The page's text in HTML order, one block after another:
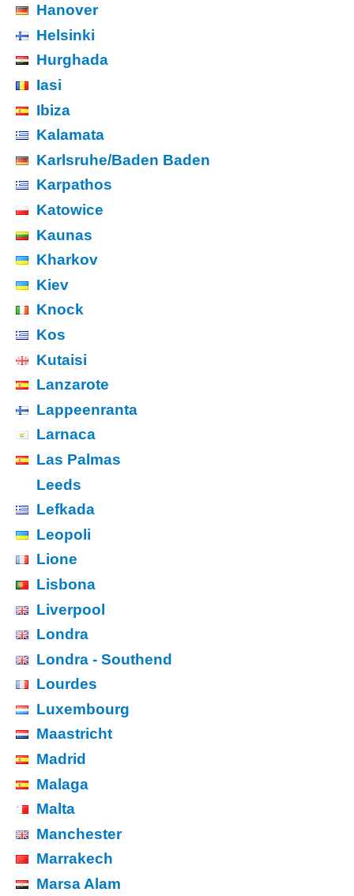
Hanover
Helsinki
Hurghada
Iasi
Ibiza
Kalamata
Karlsruhe/Baden Baden
Karpathos
Katowice
Kaunas
Kharkov
Kiev
Knock
Kos
Kutaisi
Lanzarote
Lappeenranta
Larnaca
Las Palmas
Leeds
Lefkada
Leopoli
Lione
Lisbona
Liverpool
Londra
Londra - Southend
Lourdes
Luxembourg
Maastricht
Madrid
Malaga
Malta
Manchester
Marrakech
Marsa Alam